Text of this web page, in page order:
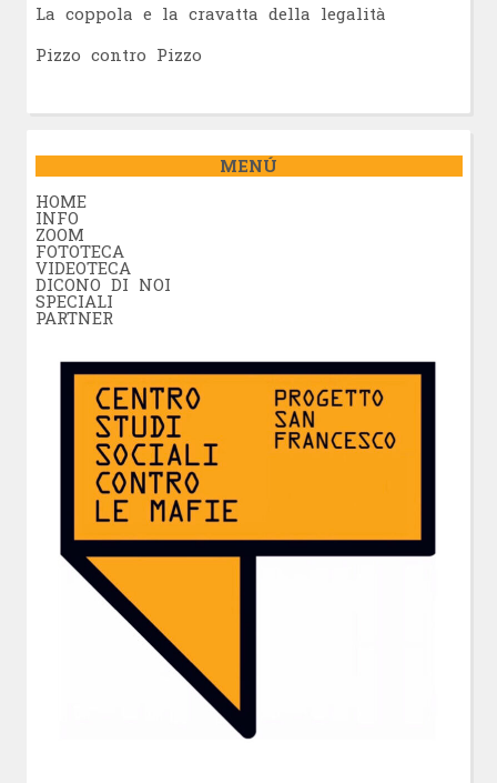
La coppola e la cravatta della legalità
Pizzo contro Pizzo
MENÚ
HOME
INFO
ZOOM
FOTOTECA
VIDEOTECA
DICONO DI NOI
SPECIALI
PARTNER